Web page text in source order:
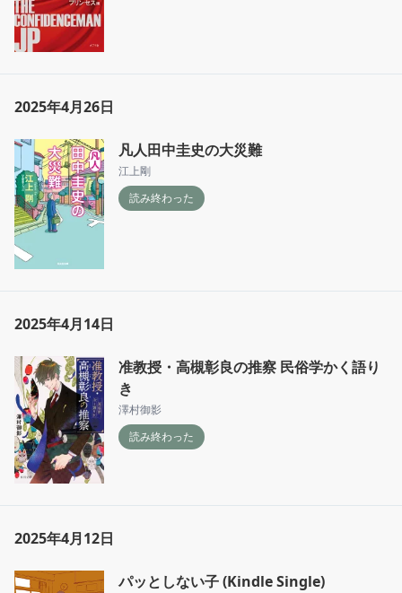
2025年4月26日
凡人田中圭史の大災難
江上剛
読み終わった
2025年4月14日
准教授・高槻彰良の推察 民俗学かく語り
き
澤村御影
読み終わった
2025年4月12日
パッとしない子 (Kindle Single)